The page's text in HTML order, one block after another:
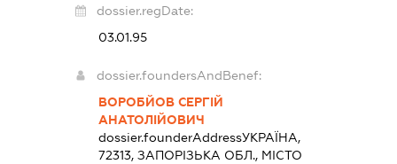
dossier.regDate:
03.01.95
dossier.foundersAndBenef:
ВОРОБЙОВ СЕРГІЙ
АНАТОЛІЙОВИЧ
dossier.founderAddressУКРАЇНА,
72313, ЗАПОРІЗЬКА ОБЛ., МІСТО